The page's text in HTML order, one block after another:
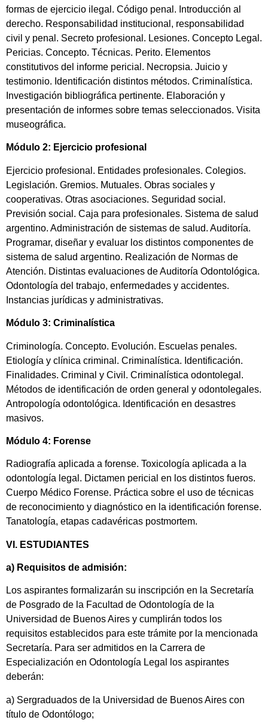
formas de ejercicio ilegal. Código penal. Introducción al
derecho. Responsabilidad institucional, responsabilidad
civil y penal. Secreto profesional. Lesiones. Concepto Legal.
Pericias. Concepto. Técnicas. Perito. Elementos
constitutivos del informe pericial. Necropsia. Juicio y
testimonio. Identificación distintos métodos. Criminalística.
Investigación bibliográfica pertinente. Elaboración y
presentación de informes sobre temas seleccionados. Visita
museográfica.
Módulo 2: Ejercicio profesional
Ejercicio profesional. Entidades profesionales. Colegios.
Legislación. Gremios. Mutuales. Obras sociales y
cooperativas. Otras asociaciones. Seguridad social.
Previsión social. Caja para profesionales. Sistema de salud
argentino. Administración de sistemas de salud. Auditoría.
Programar, diseñar y evaluar los distintos componentes de
sistema de salud argentino. Realización de Normas de
Atención. Distintas evaluaciones de Auditoría Odontológica.
Odontología del trabajo, enfermedades y accidentes.
Instancias jurídicas y administrativas.
Módulo 3: Criminalística
Criminología. Concepto. Evolución. Escuelas penales.
Etiología y clínica criminal. Criminalística. Identificación.
Finalidades. Criminal y Civil. Criminalística odontolegal.
Métodos de identificación de orden general y odontolegales.
Antropología odontológica. Identificación en desastres
masivos.
Módulo 4: Forense
Radiografía aplicada a forense. Toxicología aplicada a la
odontología legal. Dictamen pericial en los distintos fueros.
Cuerpo Médico Forense. Práctica sobre el uso de técnicas
de reconocimiento y diagnóstico en la identificación forense.
Tanatología, etapas cadavéricas postmortem.
VI. ESTUDIANTES
a) Requisitos de admisión:
Los aspirantes formalizarán su inscripción en la Secretaría
de Posgrado de la Facultad de Odontología de la
Universidad de Buenos Aires y cumplirán todos los
requisitos establecidos para este trámite por la mencionada
Secretaría. Para ser admitidos en la Carrera de
Especialización en Odontología Legal los aspirantes
deberán:
a) Sergraduados de la Universidad de Buenos Aires con
título de Odontólogo;